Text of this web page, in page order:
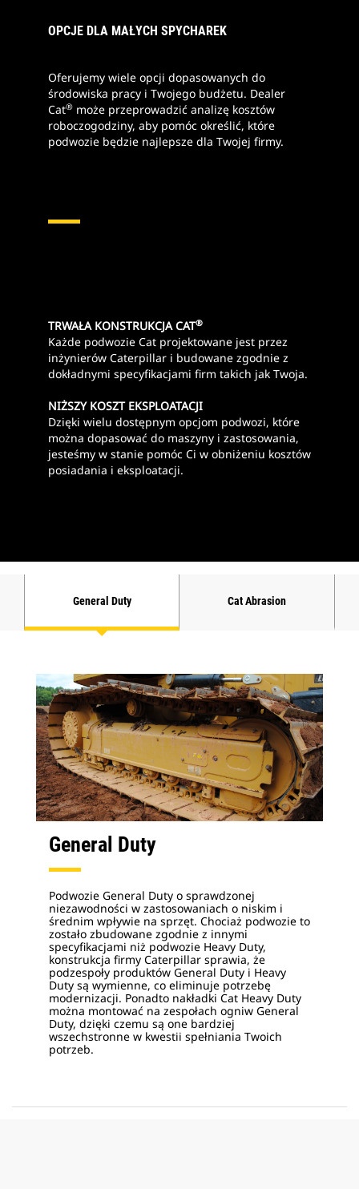
OPCJE DLA MAŁYCH SPYCHAREK
Oferujemy wiele opcji dopasowanych do
środowiska pracy i Twojego budżetu. Dealer
Cat® może przeprowadzić analizę kosztów
roboczogodziny, aby pomóc określić, które
podwozie będzie najlepsze dla Twojej firmy.
TRWAŁA KONSTRUKCJA CAT®
Każde podwozie Cat projektowane jest przez
inżynierów Caterpillar i budowane zgodnie z
dokładnymi specyfikacjami firm takich jak Twoja.
NIŻSZY KOSZT EKSPLOATACJI
Dzięki wielu dostępnym opcjom podwozi, które
można dopasować do maszyny i zastosowania,
jesteśmy w stanie pomóc Ci w obniżeniu kosztów
posiadania i eksploatacji.
General Duty Cat Abrasion
General Duty
Podwozie General Duty o sprawdzonej
niezawodności w zastosowaniach o niskim i
średnim wpływie na sprzęt. Chociaż podwozie to
zostało zbudowane zgodnie z innymi
specyfikacjami niż podwozie Heavy Duty,
konstrukcja firmy Caterpillar sprawia, że
podzespoły produktów General Duty i Heavy
Duty są wymienne, co eliminuje potrzebę
modernizacji. Ponadto nakładki Cat Heavy Duty
można montować na zespołach ogniw General
Duty, dzięki czemu są one bardziej
wszechstronne w kwestii spełniania Twoich
potrzeb.